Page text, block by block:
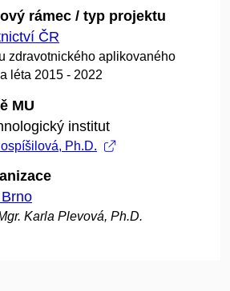
rámec / typ projektu
ČR
zdravotnického aplikovaného
léta 2015 - 2022
MU
institut
Ph.D.
Karla Plevová, Ph.D.